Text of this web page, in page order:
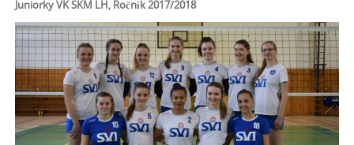
Juniorky VK SKM LH, Ročník 2017/2018